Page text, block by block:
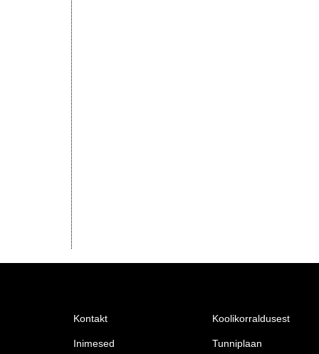
Kontakt
Inimesed
Koolikorraldusest
Tunniplaan